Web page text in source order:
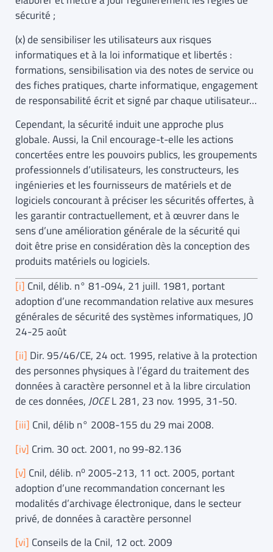
sécurité ;
(x) de sensibiliser les utilisateurs aux risques
informatiques et à la loi informatique et libertés :
formations, sensibilisation via des notes de service ou
des fiches pratiques, charte informatique, engagement
de responsabilité écrit et signé par chaque utilisateur…
Cependant, la sécurité induit une approche plus
globale. Aussi, la Cnil encourage-t-elle les actions
concertées entre les pouvoirs publics, les groupements
professionnels d’utilisateurs, les constructeurs, les
ingénieries et les fournisseurs de matériels et de
logiciels concourant à préciser les sécurités offertes, à
les garantir contractuellement, et à œuvrer dans le
sens d’une amélioration générale de la sécurité qui
doit être prise en considération dès la conception des
produits matériels ou logiciels.
[i] Cnil, délib. n° 81-094, 21 juill. 1981, portant
adoption d’une recommandation relative aux mesures
générales de sécurité des systèmes informatiques, JO
24-25 août
[ii] Dir. 95/46/CE, 24 oct. 1995, relative à la protection
des personnes physiques à l’égard du traitement des
données à caractère personnel et à la libre circulation
de ces données,JOCEL 281, 23 nov. 1995, 31-50.
[iii] Cnil, délib n° 2008-155 du 29 mai 2008.
[iv] Crim. 30 oct. 2001, no 99-82.136
[v] Cnil, délib. no 2005-213, 11 oct. 2005, portant
adoption d’une recommandation concernant les
modalités d’archivage électronique, dans le secteur
privé, de données à caractère personnel
[vi] Conseils de la Cnil, 12 oct. 2009